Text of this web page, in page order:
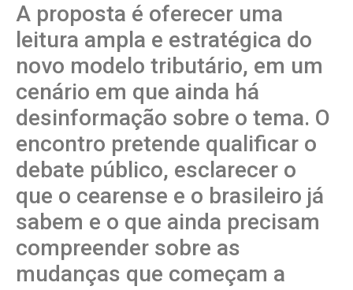
A proposta é oferecer uma
leitura ampla e estratégica do
novo modelo tributário, em um
cenário em que ainda há
desinformação sobre o tema. O
encontro pretende qualificar o
debate público, esclarecer o
que o cearense e o brasileiro já
sabem e o que ainda precisam
compreender sobre as
mudanças que começam a